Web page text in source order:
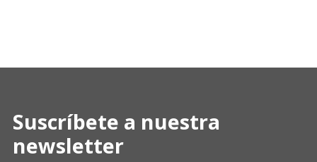
Suscríbete a nuestra
newsletter